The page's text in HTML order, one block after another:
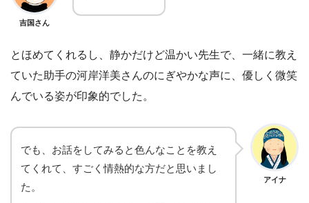
吉国さん
とほめてくれるし、静かだけど温かい先生で、一緒に教え
ていた助手の河岸洋美さんのにぎやかな声に、優しく微笑
んでいる姿が印象的でした。
アイナ
でも、お話をしてみると色んなことを教え
てくれて、すごく情熱的な方だと思いまし
た。